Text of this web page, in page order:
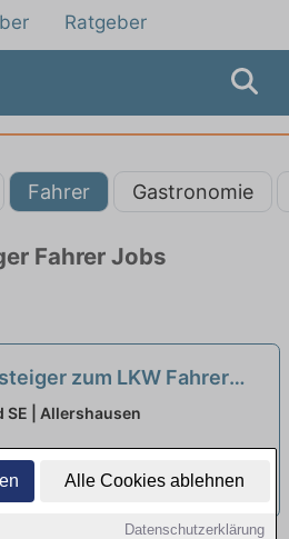
Alle Cookies ablehnen
Datenschutzerklärung
Ratgeber
Fahrer Gastronomie
Fahrer Jobs
zum LKW Fahrer
neu
SE | Allershausen
zum Angebot